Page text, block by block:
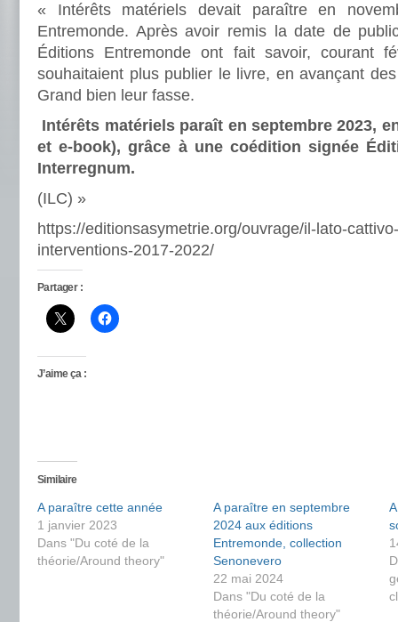
« Intérêts matériels devait paraître en
Entremonde. Après avoir remis la date de
Éditions Entremonde ont fait savoir, courant
souhaitaient plus publier le livre, en avançant
Grand bien leur fasse.
Intérêts matériels paraît en septembre 2023,
et e-book), grâce à une coédition signée
Interregnum.
(ILC) »
https://editionsasymetrie.org/ouvrage/il-lato-
interventions-2017-2022/
Partager :
J’aime ça :
Similaire
A paraître cette année
1 janvier 2023
Dans "Du coté de la
théorie/Around theory"
A paraître en septembre
2024 aux éditions
Entremonde, collection
Senonevero
22 mai 2024
Dans "Du coté de la
théorie/Around theory"